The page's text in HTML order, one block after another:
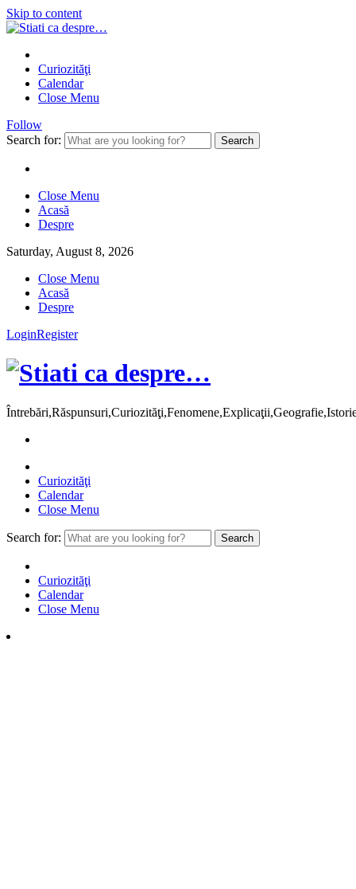
Skip to content
Curiozităţi
Calendar
Close Menu
Follow
Search for:
Close Menu
Acasă
Despre
Saturday, August 8, 2026
Close Menu
Acasă
Despre
LoginRegister
Curiozităţi
Calendar
Close Menu
Search for:
Curiozităţi
Calendar
Close Menu